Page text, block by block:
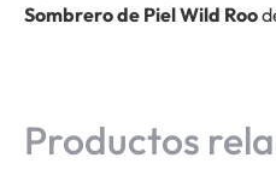
Sombrero de Piel Wild Roo
Productos